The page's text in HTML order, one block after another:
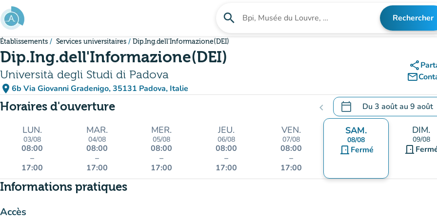
Aller au contenu principal
search Rechercher un établissement Rechercher
Établissements Services universitaires Dip.Ing.dell'Informazione(DEI)
Dip.Ing.dell'Informazione(DEI)
Università degli Studi di Padova
place 6b Via Giovanni Gradenigo, 35131 Padova, Italie
(ouvrir dans Google Maps)
(nouvel onglet)
share
mail_outline
Horaires d'ouverture chevron_left calendar_today Du 3 aoûtau 9 août
.Ouvrir le calendrier pour
LUN.
03/08
08:00
–
17:00
MAR.
04/08
08:00
–
17:00
MER.
05/08
08:00
–
17:00
JEU.
06/08
08:00
–
17:00
VEN.
07/08
08:00
–
17:00
SAM.
08/08
door_front Fermé
DIM.
09/08
door_front
Informations pratiques
Accès